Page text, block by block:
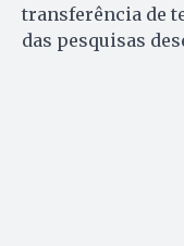
transferência de
das pesquisas